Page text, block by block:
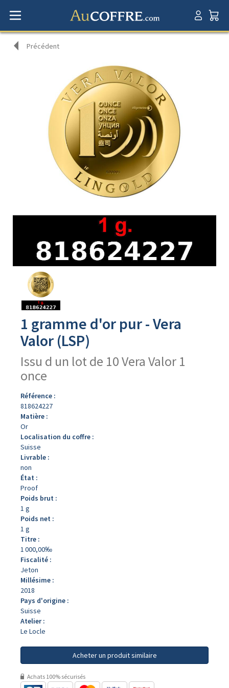
Précédent
produit
1 gramme d'or pur - Vera
Valor (LSP)
Issu d un lot de 10 Vera Valor 1
once
Référence :
818624227
Matière :
Or
Localisation du coffre :
Suisse
Livrable :
non
État :
Proof
Poids brut :
1 g
Poids net :
1 g
Titre :
1 000,00‰
Fiscalité :
Jeton
Millésime :
2018
Pays d'origine :
Suisse
Atelier :
Le Locle
Acheter un produit similaire
Achats 100% sécurisés